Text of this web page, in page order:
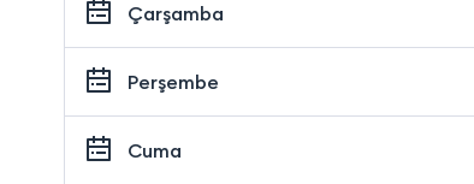
Çarşamba
Perşembe
Cuma